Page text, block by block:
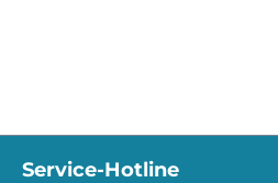
Service-Hotline